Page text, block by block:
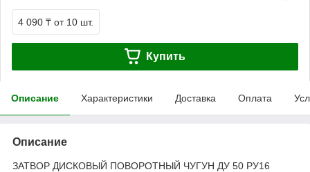
4 090 ₸ от 10 шт.
Купить
Описание Характеристики Доставка Оплата
Описание
ЗАТВОР ДИСКОВЫЙ ПОВОРОТНЫЙ ЧУГУН ДУ 50 РУ16